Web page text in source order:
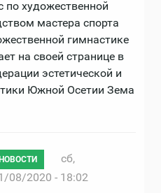
по художественной
мастера спорта
гимнастике
на своей странице в
эстетической и
Южной Осетии Зема
НОВОСТИ
сб,
08/2020 - 18:02